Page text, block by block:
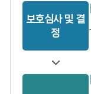
보호심사 및 결
정